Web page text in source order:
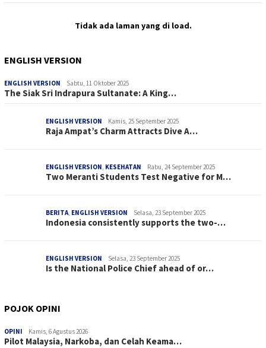
Tidak ada laman yang di load.
ENGLISH VERSION
ENGLISH VERSION Sabtu, 11 Oktober 2025
The Siak Sri Indrapura Sultanate: A King…
ENGLISH VERSION Kamis, 25 September 2025
Raja Ampat’s Charm Attracts Dive A…
ENGLISH VERSION, KESEHATAN Rabu, 24 September 2025
Two Meranti Students Test Negative for M…
BERITA, ENGLISH VERSION Selasa, 23 September 2025
Indonesia consistently supports the two-…
ENGLISH VERSION Selasa, 23 September 2025
Is the National Police Chief ahead of or…
POJOK OPINI
OPINI Kamis, 6 Agustus 2026
Pilot Malaysia, Narkoba, dan Celah Keama…